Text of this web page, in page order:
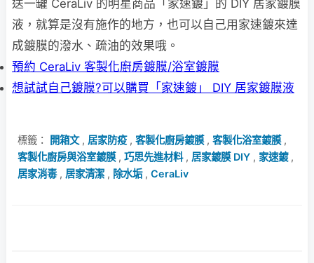
送一罐 CeraLiv 的明星商品「家速鍍」的 DIY 居家鍍膜
液，就算是沒有施作的地方，也可以自己用家速鍍來達
成鍍膜的潑水、疏油的效果哦。
預約 CeraLiv 客製化廚房鍍膜/浴室鍍膜
想試試自己鍍膜?可以購買「家速鍍」 DIY 居家鍍膜液
標籤： 開箱文, 居家防疫, 客製化廚房鍍膜, 客製化浴室鍍膜,
客製化廚房與浴室鍍膜, 巧思先進材料, 居家鍍膜 DIY , 家速鍍,
居家消毒, 居家清潔 , 除水垢, CeraLiv